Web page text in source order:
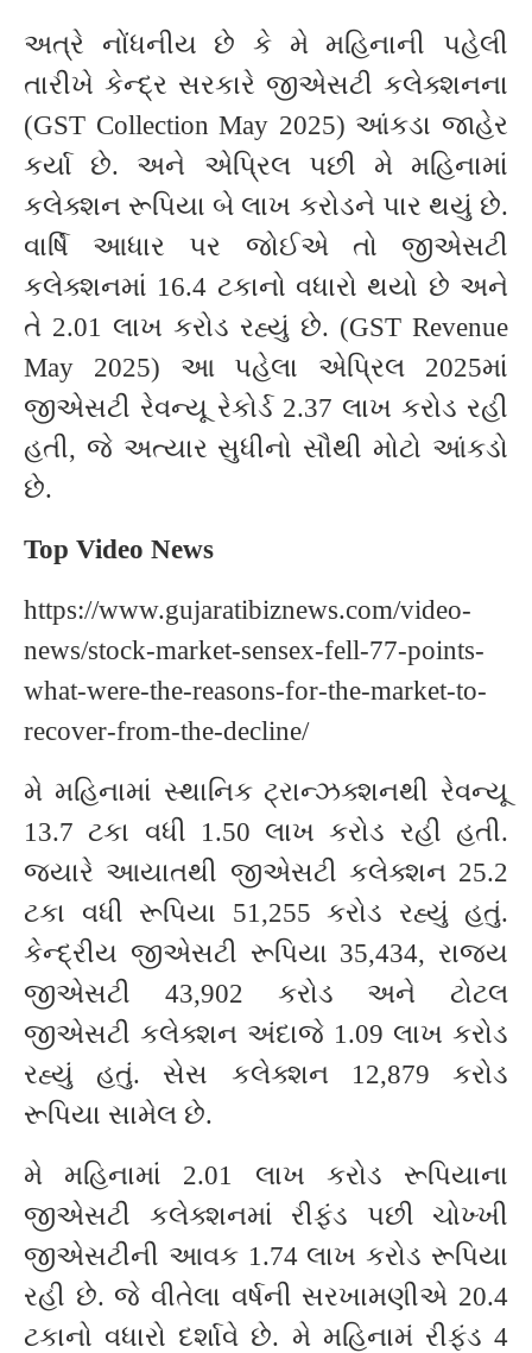
અત્રે નોંધનીય છે કે મે મહિનાની પહેલી
તારીખે કેન્દ્ર સરકારે જીએસટી કલેક્શનના
(GST Collection May 2025) આંકડા જાહેર
કર્યા છે. અને એપ્રિલ પછી મે મહિનામાં
કલેક્શન રૂપિયા બે લાખ કરોડને પાર થયું છે.
વાર્ષિ આધાર પર જોઈએ તો જીએસટી
કલેક્શનમાં 16.4 ટકાનો વધારો થયો છે અને
તે 2.01 લાખ કરોડ રહ્યું છે. (GST Revenue
May 2025) આ પહેલા એપ્રિલ 2025માં
જીએસટી રેવન્યૂ રેકોર્ડ 2.37 લાખ કરોડ રહી
હતી, જે અત્યાર સુધીનો સૌથી મોટો આંકડો
છે.
Top Video News
https://www.gujaratibiznews.com/video-
news/stock-market-sensex-fell-77-points-
what-were-the-reasons-for-the-market-to-
recover-from-the-decline/
મે મહિનામાં સ્થાનિક ટ્રાન્ઝક્શનથી રેવન્યૂ
13.7 ટકા વધી 1.50 લાખ કરોડ રહી હતી.
જ્યારે આયાતથી જીએસટી કલેક્શન 25.2
ટકા વધી રૂપિયા 51,255 કરોડ રહ્યું હતું.
કેન્દ્રીય જીએસટી રૂપિયા 35,434, રાજ્ય
જીએસટી 43,902 કરોડ અને ટોટલ
જીએસટી કલેક્શન અંદાજે 1.09 લાખ કરોડ
રહ્યું હતું. સેસ કલેક્શન 12,879 કરોડ
રૂપિયા સામેલ છે.
મે મહિનામાં 2.01 લાખ કરોડ રૂપિયાના
જીએસટી કલેક્શનમાં રીફંડ પછી ચોખ્ખી
જીએસટીની આવક 1.74 લાખ કરોડ રૂપિયા
રહી છે. જે વીતેલા વર્ષની સરખામણીએ 20.4
ટકાનો વધારો દર્શાવે છે. મે મહિનામં રીફંડ 4